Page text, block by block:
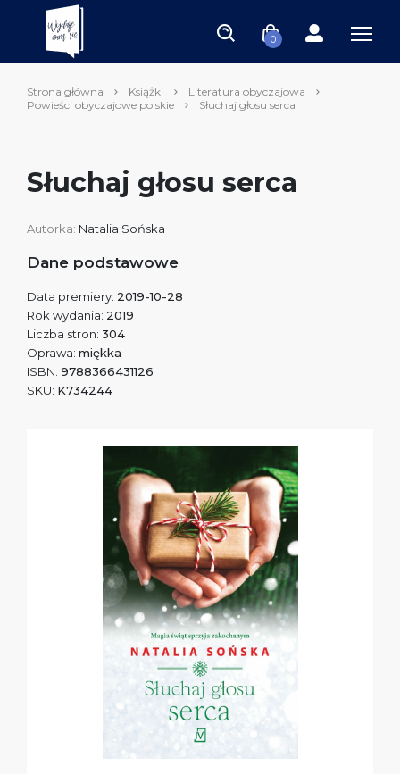
0
Strona główna Książki
Literatura obyczajowa
Powieści obyczajowe polskie
Słuchaj głosu serca
Słuchaj głosu serca
Autorka: Natalia Sońska
Dane podstawowe
Data premiery: 2019-10-28
Rok wydania: 2019
Liczba stron: 304
Oprawa: miękka
ISBN: 9788366431126
SKU: K734244